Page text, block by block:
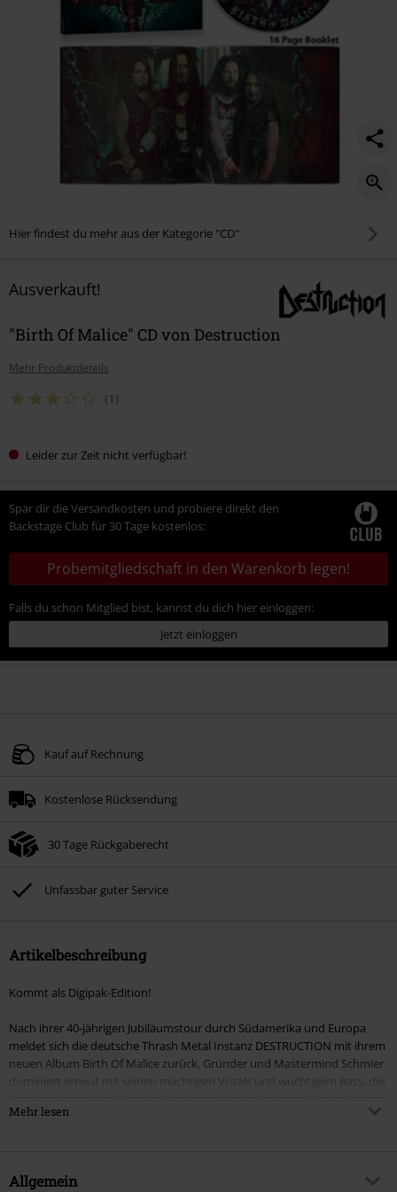
Hier findest du mehr aus der Kategorie "CD"
Ausverkauft!
"Birth Of Malice" CD von Destruction
Mehr Produktdetails
(1)
Leider zur Zeit nicht verfügbar!
Spar dir die Versandkosten und probiere direkt den
Backstage Club für 30 Tage kostenlos:
Probemitgliedschaft in den Warenkorb legen!
Falls du schon Mitglied bist, kannst du dich hier einloggen:
Jetzt einloggen
Kauf auf Rechnung
Kostenlose Rücksendung
30 Tage Rückgaberecht
Unfassbar guter Service
Artikelbeschreibung
Kommt als Digipak-Edition!
Nach ihrer 40-jährigen Jubiläumstour durch Südamerika und Europa
meldet sich die deutsche Thrash Metal Instanz DESTRUCTION mit ihrem
neuen Album Birth Of Malice zurück. Gründer und Mastermind Schmier
dominiert erneut mit seinen mächtigen Vocals und wuchtigem Bass, die
begleitet werden, während Randy Black unbarmherzig an den Drums
überzeugen. Zwölf Songs vom Mad Butcher persönlich treffen hier auf
Mehr lesen
Allgemein